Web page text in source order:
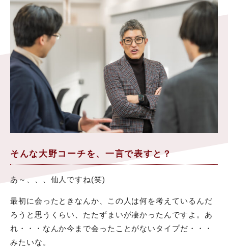
そんな大野コーチを、一言で表すと？
あ～、、、仙人ですね(笑)
最初に会ったときなんか、この人は何を考えているんだ
ろうと思うくらい、たたずまいが凄かったんですよ。あ
れ・・・なんか今まで会ったことがないタイプだ・・・
みたいな。